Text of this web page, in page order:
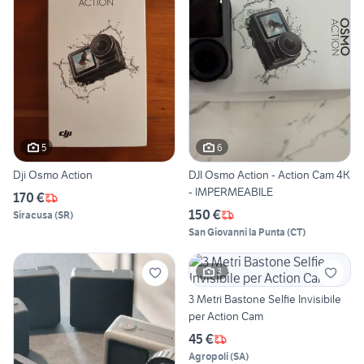
5
Dji Osmo Action
170 €
Siracusa (SR)
6
DJI Osmo Action - Action Cam 4K
- IMPERMEABILE
150 €
San Giovanni la Punta (CT)
3
3 Metri Bastone Selfie Invisibile
per Action Cam
45 €
Agropoli(SA)